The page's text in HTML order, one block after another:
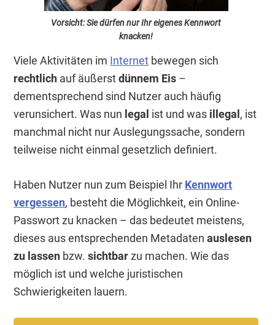
Vorsicht: Sie dürfen nur Ihr eigenes Kennwort
knacken!
Viele Aktivitäten im Internet bewegen sich
rechtlich auf äußerstdünnem Eis –
dementsprechend sind Nutzer auch häufig
verunsichert. Was nun legal ist und was illegal , ist
manchmal nicht nur Auslegungssache, sondern
teilweise nicht einmal gesetzlich definiert.
Haben Nutzer nun zum Beispiel Ihr Kennwort
vergessen, besteht die Möglichkeit, ein Online-
Passwort zu knacken – das bedeutet meistens,
dieses aus entsprechenden Metadatenauslesen
zu lassen bzw.sichtbarzu machen. Wie das
möglich ist und welche juristischen
Schwierigkeiten lauern.